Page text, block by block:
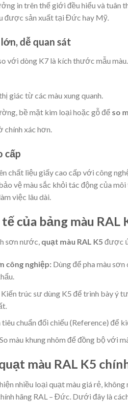
in trên thế giới đều hiểu và tuân
được sản xuất tại Đức hay Mỹ.
dễ quan sát
với dòng K7 là kích thước mẫu
giác từ các màu xung quanh.
bề mặt kim loại hoặc gỗ để so
chính xác hơn.
cấp
chất liệu giấy cao cấp với công
vệ màu sắc khỏi tác động của
việc lâu dài.
của bảng màu RAL
sơn nước, quạt màu RAL K5 được
công nghiệp:Dùng để pha màu
trúc sư dùng K5 để trình bày ý
chuẩn đối chiếu (Reference) để
màu khung nhôm để đồng bộ với
màu RAL K5
nhiều loại quạt màu giá rẻ,
hãng RAL – Đức. Dưới đây là